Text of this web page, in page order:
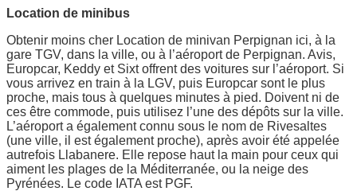
Location de minibus
Obtenir moins cher Location de minivan Perpignan ici, à la
gare TGV, dans la ville, ou à l’aéroport de Perpignan. Avis,
Europcar, Keddy et Sixt offrent des voitures sur l’aéroport. Si
vous arrivez en train à la LGV, puis Europcar sont le plus
proche, mais tous à quelques minutes à pied. Doivent ni de
ces être commode, puis utilisez l’une des dépôts sur la ville.
L’aéroport a également connu sous le nom de Rivesaltes
(une ville, il est également proche), après avoir été appelée
autrefois Llabanere. Elle repose haut la main pour ceux qui
aiment les plages de la Méditerranée, ou la neige des
Pyrénées. Le code IATA est PGF.